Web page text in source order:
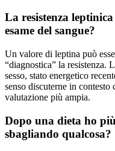
La resistenza
esame del sangue?
Un valore di leptina può
“diagnostica” la resistenza.
sesso, stato energetico
senso discuterne in
valutazione più ampia.
Dopo una dieta ho
sbagliando qualcosa?